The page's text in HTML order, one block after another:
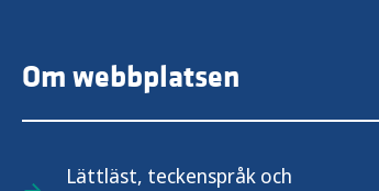
Om webbplatsen
Lättläst, teckenspråk och